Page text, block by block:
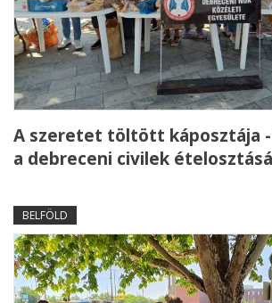
A szeretet töltött káposztája -
a debreceni civilek
BELFÖLD